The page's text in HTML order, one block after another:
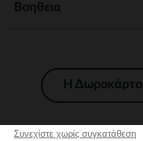
Συνεχίστε χωρίς συγκατάθεση
Βοηθεια
Η Δωροκάρτα